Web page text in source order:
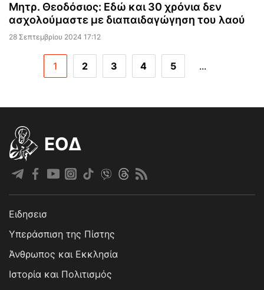
Μητρ. Θεοδόσιος: Εδώ και 30 χρόνια δεν
ασχολούμαστε με διαπαιδαγώγηση του λαού
28 Σεπτεμβρίου 2024 17:12
1 2 3 4 5 ...
EOΔ
Ειδησεισ
Υπεράσπιση της Πίστης
Άνθρωπος και Εκκλησία
Ιστορία και Πολιτισμός